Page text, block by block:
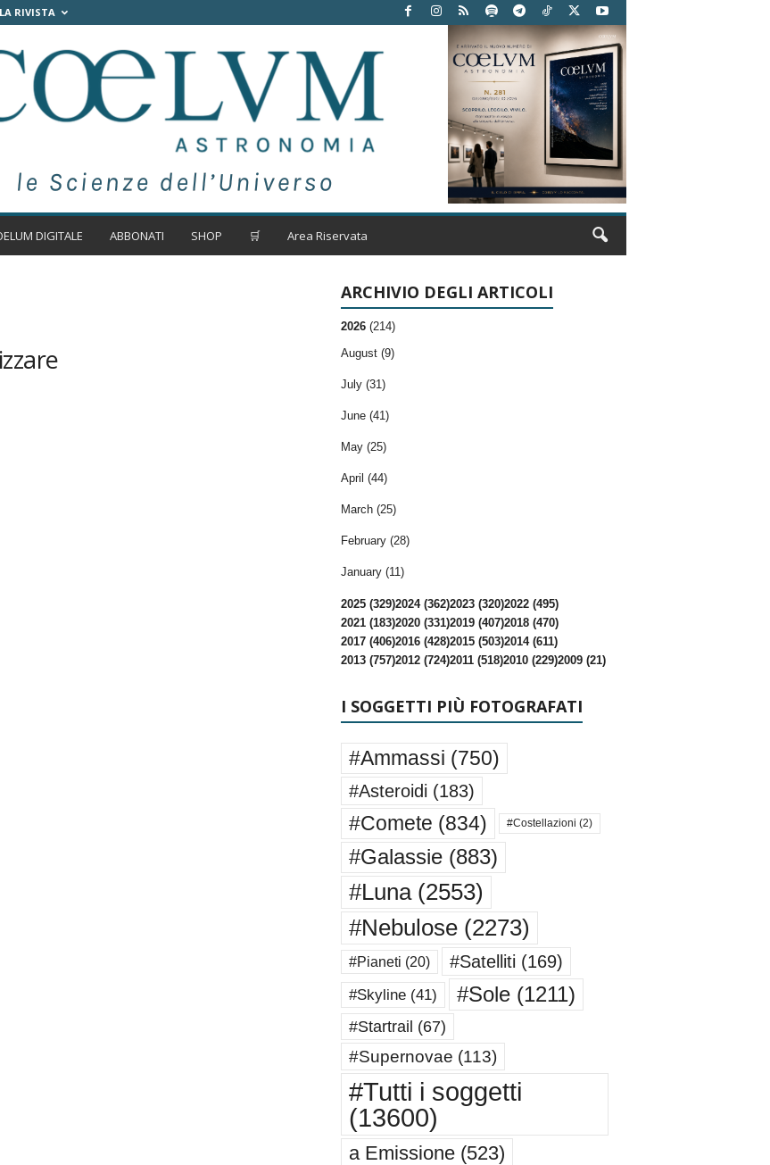
LA RIVISTA
DIGITALE ABBONATI SHOP 🛒 Area Riservata
ARCHIVIO DEGLI ARTICOLI
2026 (214)
August (9)
July (31)
June (41)
May (25)
April (44)
March (25)
February (28)
January (11)
2025 (329)2024 (362)2023 (320)2022 (495)
2021 (183)2020 (331)2019 (407)2018 (470)
2017 (406)2016 (428)2015 (503)2014 (611)
2013 (757)2012 (724)2011 (518)2010 (229)2009 (21)
I SOGGETTI PIÙ FOTOGRAFATI
#Ammassi (750)
#Asteroidi (183)
#Comete (834) #Costellazioni (2)
#Galassie(883)
#Luna(2553)
#Nebulose(2273)
#Pianeti (20) #Satelliti (169)
#Skyline(41) #Sole(1211)
#Startrail (67)
#Supernovae (113)
#Tutti i soggetti
(13600)
a Emissione(523)